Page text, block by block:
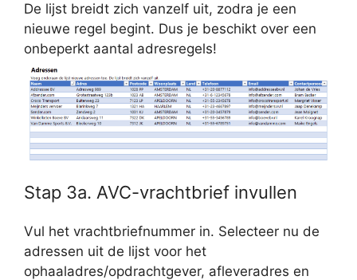
De lijst breidt zich vanzelf uit, zodra je een
nieuwe regel begint. Dus je beschikt over een
onbeperkt aantal adresregels!
Stap 3a. AVC-vrachtbrief invullen
Vul het vrachtbriefnummer in. Selecteer nu de
adressen uit de lijst voor het
ophaaladres/opdrachtgever, afleveradres en